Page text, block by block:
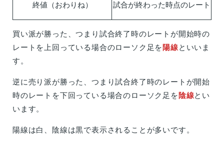
終値（おわりね） 試合が終わった時点のレート
買い派が勝った、つまり試合終了時のレートが開始時の
レートを上回っている場合のローソク足を 陽線といいま
す。
逆に売り派が勝った、つまり試合終了時のレートが開始
時のレートを下回っている場合のローソク足を 陰線とい
います。
陽線は白、陰線は黒で表示されることが多いです。